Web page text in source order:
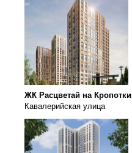
ЖК Расцветай на
Кавалерийская улица